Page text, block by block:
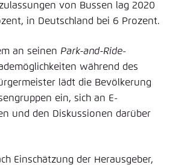
von Bussen lag 2020
in Deutschland bei 6 Prozent.
an seinen Park-and-Ride-
während des
lädt die Bevölkerung
ein, sich an E-
und den Diskussionen darüber
Einschätzung der Herausgeber,